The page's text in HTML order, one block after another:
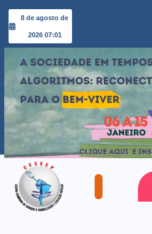
8 de agosto de
2026 07:01